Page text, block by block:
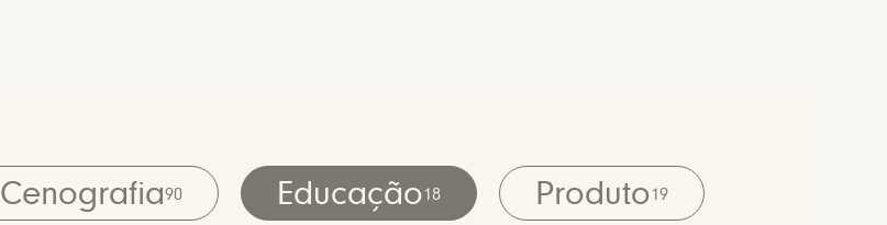
Cenografia90 Educação18 Produto19